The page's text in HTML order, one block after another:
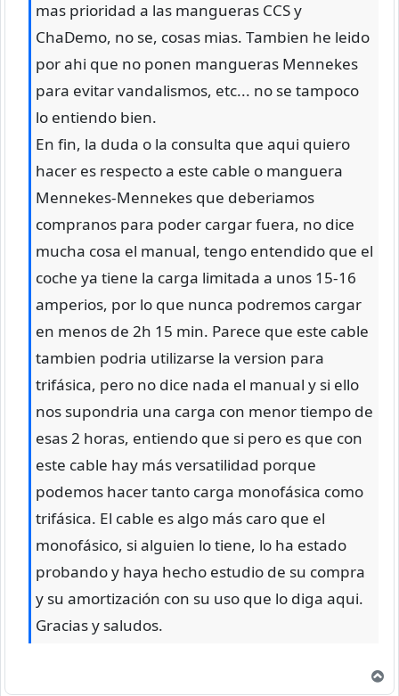
mas prioridad a las mangueras CCS y
ChaDemo, no se, cosas mias. Tambien he leido
por ahi que no ponen mangueras Mennekes
para evitar vandalismos, etc... no se tampoco
lo entiendo bien.
En fin, la duda o la consulta que aqui quiero
hacer es respecto a este cable o manguera
Mennekes-Mennekes que deberiamos
compranos para poder cargar fuera, no dice
mucha cosa el manual, tengo entendido que el
coche ya tiene la carga limitada a unos 15-16
amperios, por lo que nunca podremos cargar
en menos de 2h 15 min. Parece que este cable
tambien podria utilizarse la version para
trifásica, pero no dice nada el manual y si ello
nos supondria una carga con menor tiempo de
esas 2 horas, entiendo que si pero es que con
este cable hay más versatilidad porque
podemos hacer tanto carga monofásica como
trifásica. El cable es algo más caro que el
monofásico, si alguien lo tiene, lo ha estado
probando y haya hecho estudio de su compra
y su amortización con su uso que lo diga aqui.
Gracias y saludos.